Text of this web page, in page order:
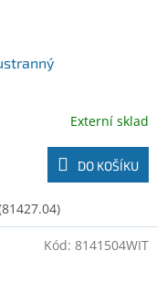
Externí sklad
DO KOŠÍKU
Kód: 8141504WIT